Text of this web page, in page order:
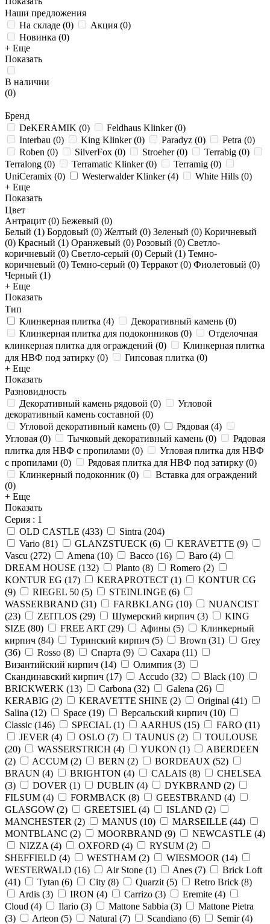
Наши предложения
На складе (0) Акция (0)
Новинка (0)
+ Еще
Показать
В наличии
(0)
Бренд
DeKERAMIK (0) Feldhaus Klinker(0)
Interbau (0) King Klinker(0) Paradyz (0) Petra (0)
Roben (0) SilverFox (0) Stroeher(0) Terrabig (0)
Terralong (0) Terramatic Klinker(0) Terramig (0)
UniCeramix (0) Westerwalder Klinker(4) White Hills (0)
+ Еще
Показать
Цвет
Антрацит (0) Бежевый (0)
Белый (1) Бордовый (0) Желтый (0) Зеленый (0) Коричневый
(0) Красный (1) Оранжевый (0) Розовый (0) Светло-
коричневый (0) Светло-серый (0) Серый (1) Темно-
коричневый (0) Темно-серый (0) Терракот (0) Фиолетовый (0)
Черный (1)
+ Еще
Показать
Тип
Клинкерная плитка (4) Декоративный камень (0)
Клинкерная плитка для подоконников (0)
Отделочная
клинкерная плитка для ограждений (0)
Клинкерная плитка
для НВФ под затирку (0) Гипсовая плитка (0)
+ Еще
Показать
Разновидность
Декоративный камень рядовой (0)
Угловой
декоративный камень составной (0)
Угловой декоративный камень (0) Рядовая (4)
Угловая (0) Тычковый декоративный камень (0)
Рядовая
плитка для НВФ с пропилами (0)
Угловая плитка для НВФ
с пропилами (0) Рядовая плитка для НВФ под затирку (0)
Клинкерный подоконник (0)
Вставка для ограждений
(0)
+ Еще
Показать
Серия : 1
OLD CASTLE (433) Sintra (204)
Vario (81) GLANZSTUECK (6) KERAVETTE (9)
Vascu (272) Amena (10) Bacco (16) Baro (4)
DREAM HOUSE (132) Planto (8) Romero (2)
KONTUR EG (17) KERAPROTECT (1)
KONTUR СG
(9) RIEGEL 50 (5) STEINLINGE (6)
WASSERBRAND (31) FARBKLANG (10)
NUANCIST
(23) ZEITLOS (29) Шумерский кирпич (3)
KING
SIZE (80) FREE ART (29) Афины (5)
Клинкерный
кирпич (84) Туринский кирпич (5) Brown (31)
Grey
(36) Rosso (8) Спарта (9) Сахара (11)
Византийский кирпич (14) Олимпия (3)
Скандинавский кирпич (17) Accudo (32) Black (10)
BRICKWERK (13) Carbona (32) Galena (26)
KERABIG (2) KERAVETTE SHINE (2) Original (41)
Salina (12) Space (19) Версальский кирпич (10)
Classic (146) SPECIAL (1) AARHUS (15) FARO (11)
JEVER (4) OSLO (7) TAUNUS (2)
TOULOUSE
(20) WASSERSTRICH (4) YUKON (1)
ABERDEEN
(2) ACCUM (2) BERN (2) BORDEAUX (52)
BRAUN (4) BRIGHTON (4) CALAIS (8)
CHELSEA
(3) DOVER (1) DUBLIN (4) DYKBRAND (2)
FILSUM (4) FORMBACK (8) GEESTBRAND (4)
GLASGOW (2) GREETSIEL (4) ISLAND (2)
MANCHESTER (2) MANUS (10) MARSEILLE (44)
MONTBLANC (2) MOORBRAND (9) NEWCASTLE (4)
NIZZA (4) OXFORD (4) RYSUM (2)
SHEFFIELD (4) WESTHAM (2) WIESMOOR (14)
WESTERWALD (16) Air Stone (1) Anes (7)
Brick Loft
(41) Tytan (6) City (8) Quarzit (5) Retro Brick (8)
Ardis (3) IRON (4) Carrizo (3) Eremite (4)
Cloud (4) Ilario (3) Mattone Sabbia (3)
Mattone Pietra
(3) Arteon (5) Natural (7) Scandiano (6) Semir(4)